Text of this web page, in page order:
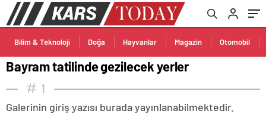
Bilim & Teknoloji Doğa Hayvanlar Magazin Otomobil
Bayram tatilinde gezilecek yerler
1
Galerinin giriş yazısı burada yayınlanabilmektedir.